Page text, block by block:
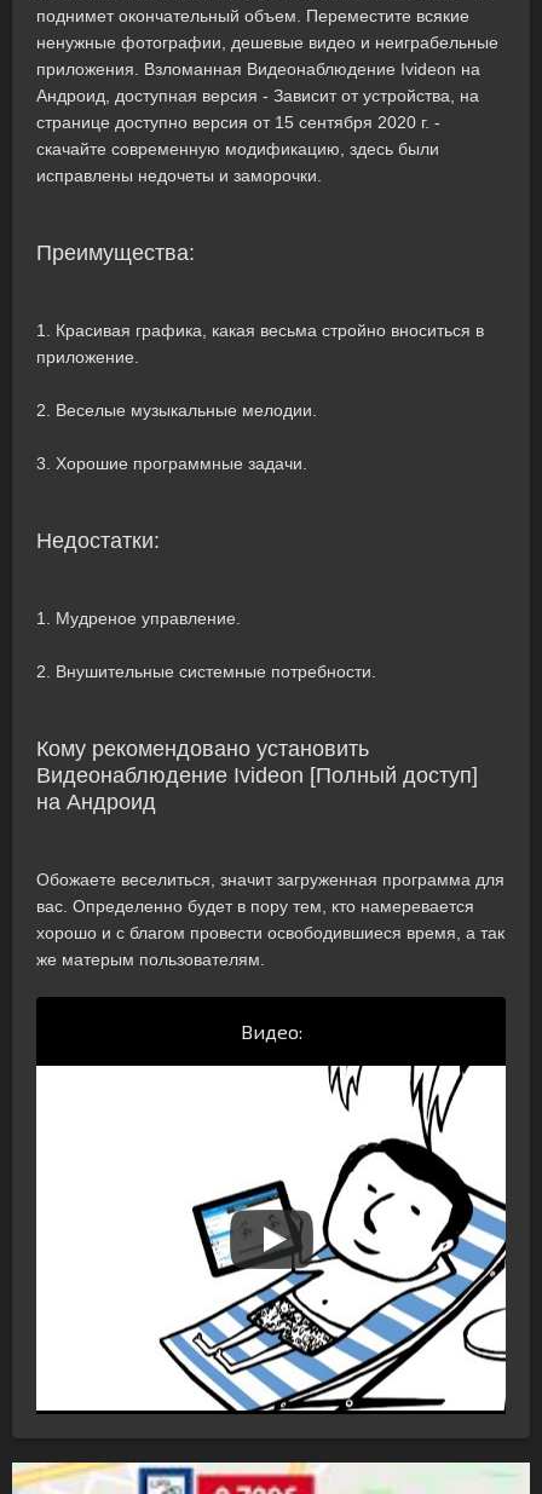
поднимет окончательный объем. Переместите всякие
ненужные фотографии, дешевые видео и неиграбельные
приложения. Взломанная Видеонаблюдение Ivideon на
Андроид, доступная версия - Зависит от устройства, на
странице доступно версия от 15 сентября 2020 г. -
скачайте современную модификацию, здесь были
исправлены недочеты и заморочки.
Преимущества:
1. Красивая графика, какая весьма стройно вноситься в
приложение.
2. Веселые музыкальные мелодии.
3. Хорошие программные задачи.
Недостатки:
1. Мудреное управление.
2. Внушительные системные потребности.
Кому рекомендовано установить
Видеонаблюдение Ivideon [Полный доступ]
на Андроид
Обожаете веселиться, значит загруженная программа для
вас. Определенно будет в пору тем, кто намеревается
хорошо и с благом провести освободившиеся время, а так
же матерым пользователям.
Видео: